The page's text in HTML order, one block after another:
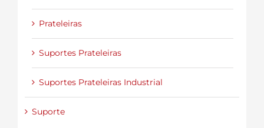
Prateleiras
Suportes Prateleiras
Suportes Prateleiras Industrial
Suporte